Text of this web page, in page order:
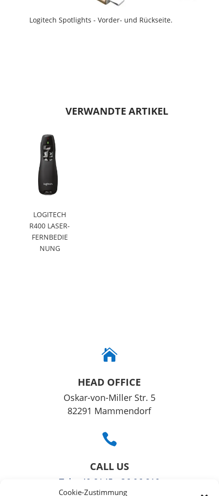
Cookie-Zustimmung
Logitech Spotlights - Vorder- und Rückseite.
VERWANDTE ARTIKEL
LOGITECH
R400 LASER-
FERNBEDIE
NUNG

HEAD OFFICE
Oskar-von-Miller Str. 5
82291 Mammendorf

CALL US
Tel : +49 8145 - 36 06 810